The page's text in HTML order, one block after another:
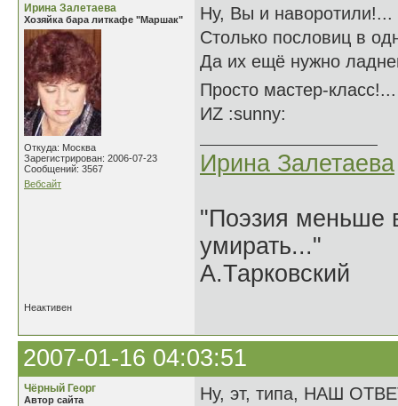
Ирина Залетаева
Хозяйка бара литкафе "Маршак"
Откуда: Москва
Зарегистрирован: 2006-07-23
Сообщений: 3567
Вебсайт
Ну, Вы и наворотили!...
Столько пословиц в
Да их ещё нужно
Просто мастер-
ИZ :sunny:
Ирина Залетаева
"Поэзия меньше
умирать..."
А.Тарковский
Неактивен
2007-01-16 04:03:51
Чёрный Георг
Автор сайта
Ну, эт, типа, НАШ